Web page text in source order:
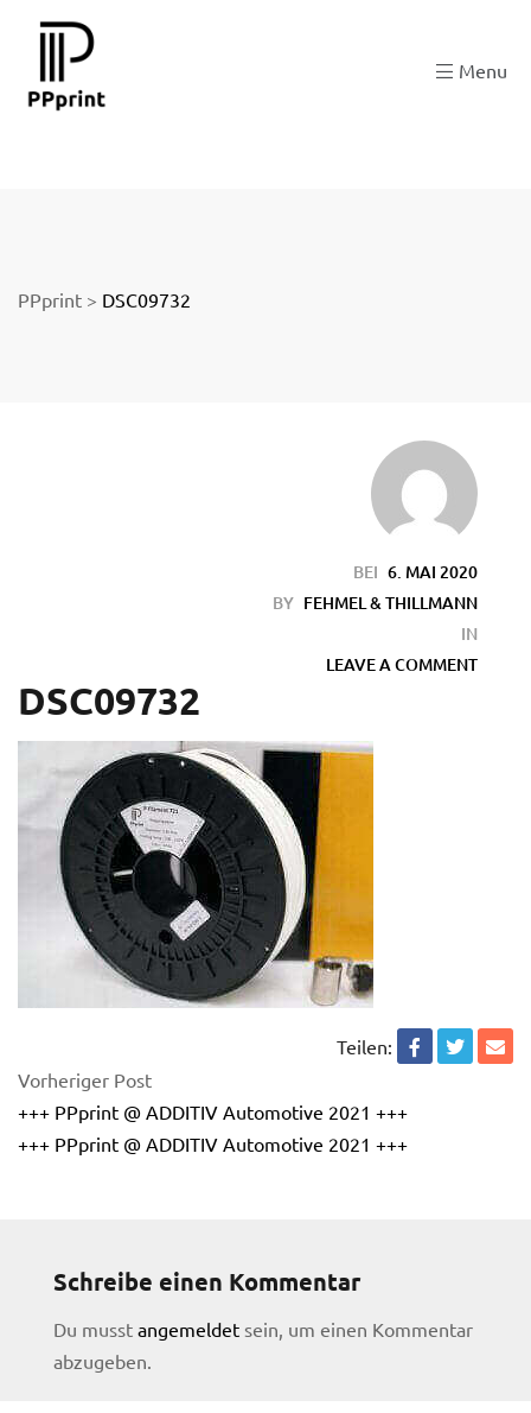
Menu
PPprint > DSC09732
BEI 6. MAI 2020
BY FEHMEL & THILLMANN
IN
LEAVE A COMMENT
DSC09732
Teilen:
Vorheriger Post
+++ PPprint @ ADDITIV Automotive 2021 +++
+++ PPprint @ ADDITIV Automotive 2021 +++
Schreibe einen Kommentar
Du musst angemeldet sein, um einen Kommentar
abzugeben.